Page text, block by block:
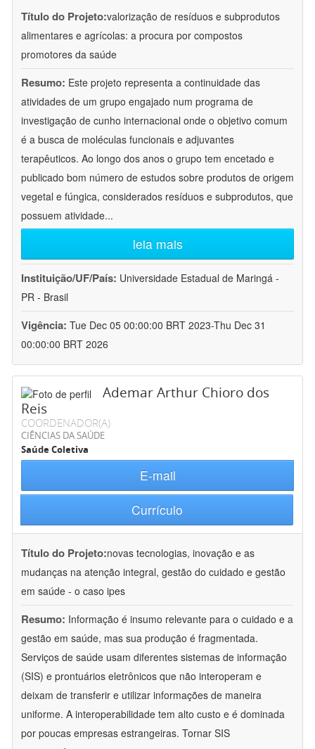
Título do Projeto:valorização de resíduos e subprodutos
alimentares e agrícolas: a procura por compostos
promotores da saúde
Resumo: Este projeto representa a continuidade das
atividades de um grupo engajado num programa de
investigação de cunho internacional onde o objetivo comum
é a busca de moléculas funcionais e adjuvantes
terapêuticos. Ao longo dos anos o grupo tem encetado e
publicado bom número de estudos sobre produtos de origem
vegetal e fúngica, considerados resíduos e subprodutos, que
possuem atividade...
leia mais
Instituição/UF/País: Universidade Estadual de Maringá -
PR - Brasil
Vigência: Tue Dec 05 00:00:00 BRT 2023-Thu Dec 31
00:00:00 BRT 2026
Ademar Arthur Chioro dos
Reis
COORDENADOR(A)
CIÊNCIAS DA SAÚDE
Saúde Coletiva
E-mail
Currículo
Título do Projeto:novas tecnologias, inovação e as
mudanças na atenção integral, gestão do cuidado e gestão
em saúde - o caso ipes
Resumo: Informação é insumo relevante para o cuidado e a
gestão em saúde, mas sua produção é fragmentada.
Serviços de saúde usam diferentes sistemas de informação
(SIS) e prontuários eletrônicos que não interoperam e
deixam de transferir e utilizar informações de maneira
uniforme. A interoperabilidade tem alto custo e é dominada
por poucas empresas estrangeiras. Tornar SIS